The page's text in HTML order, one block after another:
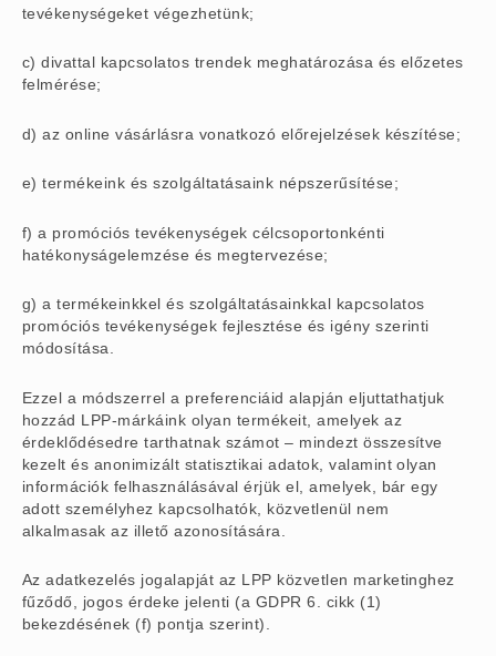
tevékenységeket végezhetünk;
c) divattal kapcsolatos trendek meghatározása és előzetes
felmérése;
d) az online vásárlásra vonatkozó előrejelzések készítése;
e) termékeink és szolgáltatásaink népszerűsítése;
f) a promóciós tevékenységek célcsoportonkénti
hatékonyságelemzése és megtervezése;
g) a termékeinkkel és szolgáltatásainkkal kapcsolatos
promóciós tevékenységek fejlesztése és igény szerinti
módosítása.
Ezzel a módszerrel a preferenciáid alapján eljuttathatjuk
hozzád LPP-márkáink olyan termékeit, amelyek az
érdeklődésedre tarthatnak számot – mindezt összesítve
kezelt és anonimizált statisztikai adatok, valamint olyan
információk felhasználásával érjük el, amelyek, bár egy
adott személyhez kapcsolhatók, közvetlenül nem
alkalmasak az illető azonosítására.
Az adatkezelés jogalapját az LPP közvetlen marketinghez
fűződő, jogos érdeke jelenti (a GDPR 6. cikk (1)
bekezdésének (f) pontja szerint).